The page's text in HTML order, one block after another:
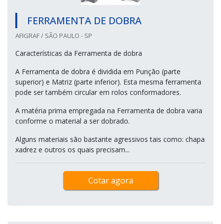
FERRAMENTA DE DOBRA
AFIGRAF / SÃO PAULO - SP
Características da Ferramenta de dobra
A Ferramenta de dobra é dividida em Punção (parte
superior) e Matriz (parte inferior). Esta mesma ferramenta
pode ser também circular em rolos conformadores.
A matéria prima empregada na Ferramenta de dobra varia
conforme o material a ser dobrado.
Alguns materiais são bastante agressivos tais como: chapa
xadrez e outros os quais precisam...
Cotar agora